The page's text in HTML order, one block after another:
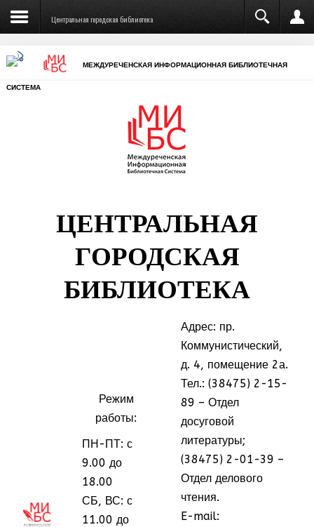
Центральная городская библиотека
МЕЖДУРЕЧЕНСКАЯ ИНФОРМАЦИОННАЯ БИБЛИОТЕЧНАЯ
СИСТЕМА
ЦЕНТРАЛЬНАЯ
ГОРОДСКАЯ
БИБЛИОТЕКА
Режим
работы:
ПН-ПТ: с
9.00 до
18.00
СБ, ВС: с
11.00 до
Адрес: пр.
Коммунистический,
д. 4, помещение 2а.
Тел.: (38475) 2-15-
89 – Отдел
досуговой
литературы;
(38475) 2-01-39 –
Отдел делового
чтения.
E-mail: